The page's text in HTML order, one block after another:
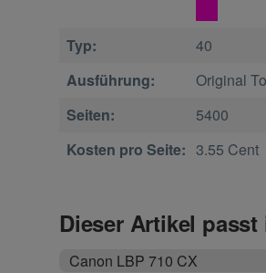
Typ:
40
Ausführung:
Original
Seiten:
5400
Kosten pro Seite: 3.55 Cent
Dieser Artikel
Canon LBP 710 CX